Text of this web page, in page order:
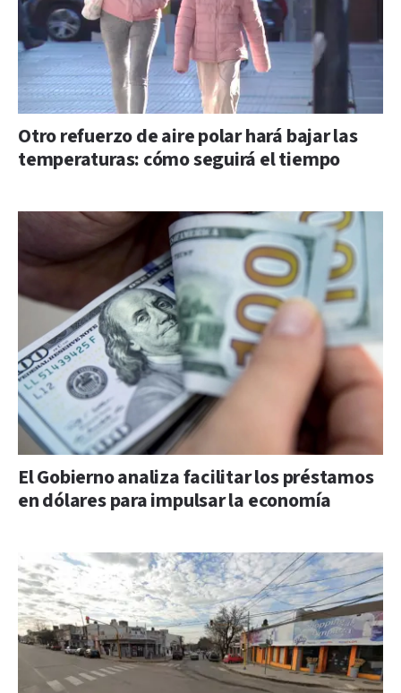
Otro refuerzo de aire polar hará bajar las
temperaturas: cómo seguirá el tiempo
El Gobierno analiza facilitar los préstamos
en dólares para impulsar la economía